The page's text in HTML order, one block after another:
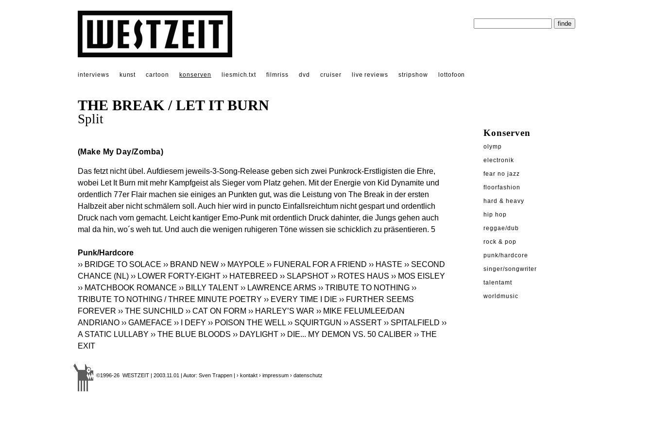
interviews kunst cartoon konserven liesmich.txt filmriss dvd cruiser live reviews stripshow lottofoon
THE BREAK / LET IT BURN
Split
(Make My Day/Zomba)
Das fetzt nicht übel. Aufdiesem jeweils-3-Song-Release geben sich zwei Punkrock-Erstligisten die Ehre,
wobei Let It Burn mit mehr Kampfgeist als Sieger vom Platz gehen. Mit der Energie von Kid Dynamite und
ordentlich 77er Flair machen sie einiges an Punkten gut, was die Leistung von The Break in der ersten
Halbzeit aber nicht schmälern soll. Auch hier wird in puncto Einfallsreichtum nicht gespart und ordentlich
Druck nach vorn gemacht. Leicht kantiger Emo-Punk mit ordentlich Druck dahinter, die Jungs gehen auch
mal da hin, wo´s weh tut. Und auch die wenigen ruhigeren Töne wissen sie schicklich zu präsentieren. 5
Punk/Hardcore
›› BRIDGE TO SOLACE ›› BRAND NEW ›› MAYPOLE ›› FUNERAL FOR A FRIEND ›› HASTE ›› SECOND
CHANCE (NL) ›› LOWER FORTY-EIGHT ›› HATEBREED ›› SLAPSHOT ›› ROTES HAUS ›› MOS EISLEY
›› MATCHBOOK ROMANCE ›› BILLY TALENT ›› LAWRENCE ARMS ›› TRIBUTE TO NOTHING ››
TRIBUTE TO NOTHING / THREE MINUTE POETRY ›› EVERY TIME I DIE ›› FURTHER SEEMS
FOREVER ›› THE SUNCHILD ›› CAT ON FORM ›› HARLEY’S WAR ›› MIKE FELUMLEE/DAN
ANDRIANO ›› GAMEFACE ›› I DEFY ›› POISON THE WELL ›› SQUIRTGUN ›› ASSERT ›› SPITALFIELD ››
A STATIC LULLABY ›› THE BLUE BLOODS ›› DAYLIGHT ›› DIE... MY DEMON VS. 50 CALIBER ›› THE
EXIT
©1996-26 WESTZEIT | 2003.11.01 | Autor: Sven Trappen | › kontakt › impressum › datenschutz
Konserven
olymp
electronik
fear no jazz
floorfashion
hard & heavy
hip hop
reggae/dub
rock & pop
punk/hardcore
singer/songwriter
talentamt
worldmusic